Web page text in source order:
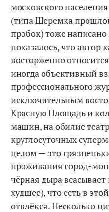
московского
(типа Шеремка
пробок) тоже написано
показалось, что автор
восторженно
иногда объективный
профессионального
исключительным
Красную Площадь и
машин, на обилие
круглосуточных
целом — это
проживания город-
чёрная дыра
худшее), что есть в
отвлёкся. Несколько